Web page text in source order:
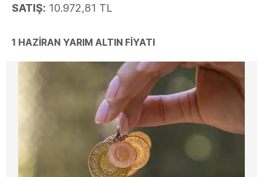
SATIŞ: 10.972,81 TL
1 HAZİRAN YARIM ALTIN FİYATI